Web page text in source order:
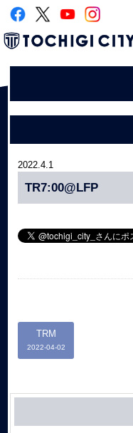
2022.4.1
TR7:00@LFP
TRM
2022-04-02